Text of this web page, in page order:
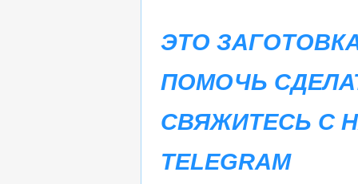
ЭТО
ПОМОЧЬ
СВЯЖИТЕСЬ С
TELEGRAM